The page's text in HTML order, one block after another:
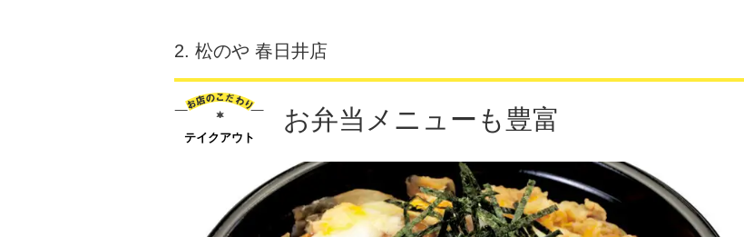
2. 松のや 春日井店
テイクアウト
お弁当メニューも豊富